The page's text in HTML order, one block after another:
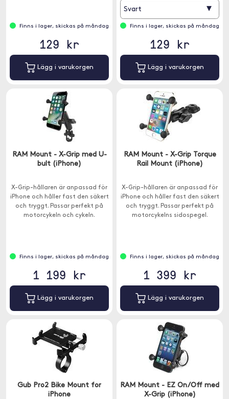
Finns i lager, skickas på måndag
129 kr
Lägg i varukorgen
Svart ▾
Finns i lager, skickas på måndag
129 kr
Lägg i varukorgen
RAM Mount - X-Grip med U-
bult (iPhone)
X-Grip-hållaren är anpassad för
iPhone och håller fast den säkert
och tryggt. Passar perfekt på
motorcykeln och cykeln.
Finns i lager, skickas på måndag
1 199 kr
Lägg i varukorgen
RAM Mount - X-Grip Torque
Rail Mount (iPhone)
X-Grip-hållaren är anpassad för
iPhone och håller fast den säkert
och tryggt. Passar perfekt på
motorcykelns sidospegel.
Finns i lager, skickas på måndag
1 399 kr
Lägg i varukorgen
Gub Pro2 Bike Mount for
iPhone
RAM Mount - EZ On/Off med
X-Grip (iPhone)